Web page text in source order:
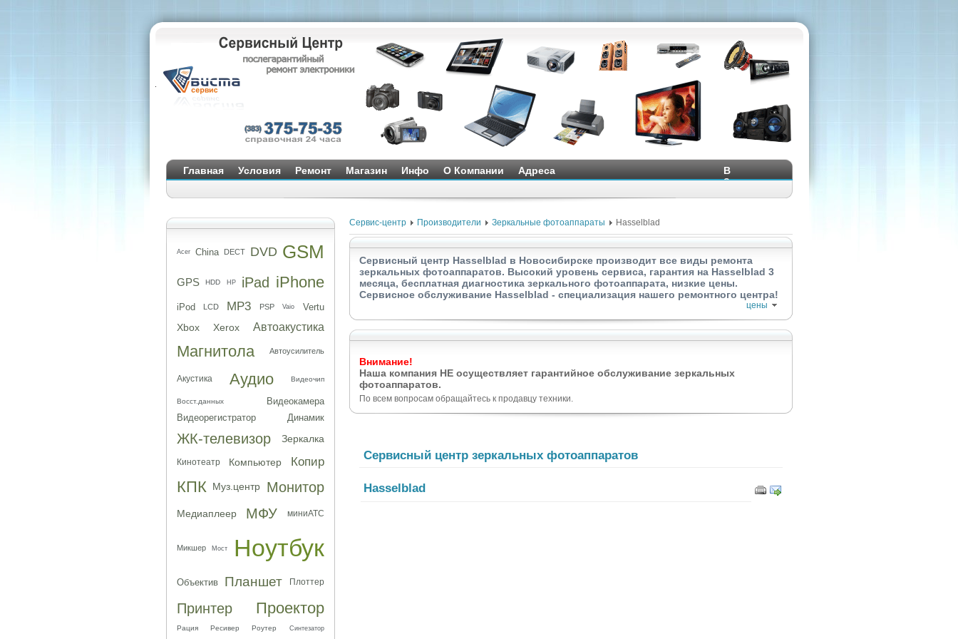
Главная Условия Ремонт Магазин Инфо О Компании Адреса
В
Закладки
Acer China DECT DVD GSM
GPS HDD HP iPad iPhone
iPod LCD MP3 PSP Vaio Vertu
Xbox Xerox Автоакустика
Магнитола Автоусилитель
Акустика Аудио Видеочип
Восст.данных
Видеокамера
Видеорегистратор
Динамик
ЖК-телевизор Зеркалка
Кинотеатр Компьютер Копир
КПК Муз.центр Монитор
Медиаплеер МФУ миниАТС
Микшер Мост Ноутбук
Объектив Планшет Плоттер
Принтер Проектор
Рация Ресивер Роутер Синтезатор
Сервис-центр Производители Зеркальные фотоаппараты Hasselblad
Сервисный центр Hasselblad в Новосибирске производит все виды ремонта
зеркальных фотоаппаратов. Высокий уровень сервиса, гарантия на Hasselblad 3
месяца, бесплатная диагностика зеркального фотоаппарата, низкие цены.
Сервисное обслуживание Hasselblad - специализация нашего ремонтного центра!
цены
Внимание!
Наша компания НЕ осуществляет гарантийное обслуживание зеркальных
фотоаппаратов.
По всем вопросам обращайтесь к продавцу техники.
Сервисный центр зеркальных фотоаппаратов
Hasselblad